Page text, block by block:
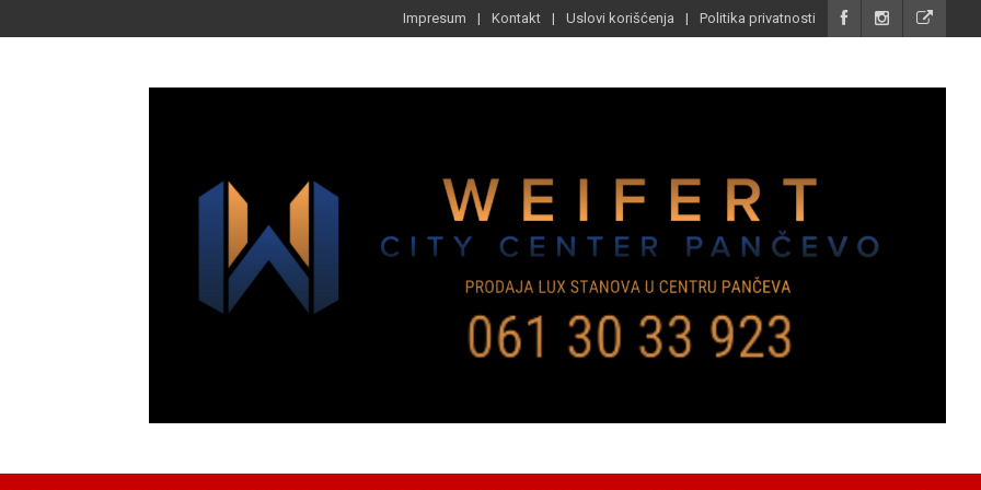
Impresum Kontakt Uslovi korišćenja Politika privatnosti